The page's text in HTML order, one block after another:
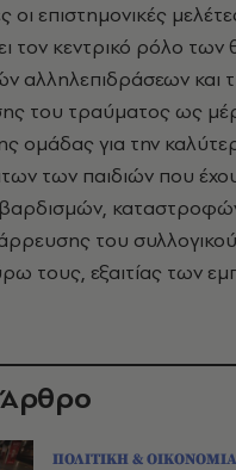
οι επιστημονικές
τον κεντρικό ρόλο των
αλληλεπιδράσεων και
του τραύματος ως
ομάδας για την
των παιδιών που
του
τους, εξαιτίας των
Άρθρο
ΠΟΛΙΤΙΚΗ & ΟΙΚΟΝΟΜΙΑ